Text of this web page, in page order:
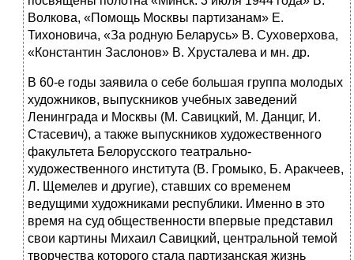
Волкова, «Помощь Москвы партизанам» Е.
Тихоновича, «За родную Беларусь» В. Суховерхова,
«Константин Заслонов» В. Хрусталева и мн. др.
В 60-е годы заявила о себе большая группа молодых
художников, выпускников учебных заведений
Ленинграда и Москвы (М. Савицкий, М. Данциг, И.
Стасевич), а также выпускников художественного
факультета Белорусского театрально-
художественного института (В. Громыко, Б. Аракчеев,
Л. Щемелев и другие), ставших со временем
ведущими художниками республики. Именно в это
время на суд общественности впервые представил
свои картины Михаил Савицкий, центральной темой
творчества которого стала партизанская жизнь